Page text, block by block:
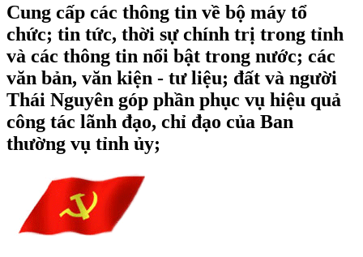
Cung cấp các thông tin về bộ máy tổ
chức; tin tức, thời sự chính trị trong tỉnh
và các thông tin nổi bật trong nước; các
văn bản, văn kiện - tư liệu; đất và người
Thái Nguyên góp phần phục vụ hiệu quả
công tác lãnh đạo, chỉ đạo của Ban
thường vụ tỉnh ủy;